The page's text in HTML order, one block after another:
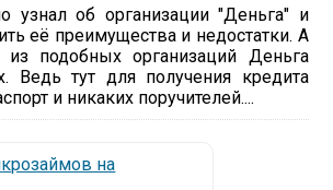
узнал об организации "Деньга" и
её преимущества и недостатки. А
подобных организаций Деньга
Ведь тут для получения кредита
и никаких поручителей....